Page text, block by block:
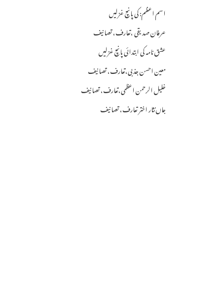
اسم اعظم: کی پانچ غزلیں
عرفان صدیقی ،تعارف، تصانیف
عشق نامہ کی ابتدائی پانچ غزلیں
معین احسن جذبی،تعارف، تصانیف
خلیل الرحمن اعظمی،تعارف، تصانیف
جاں نثار اختر تعارف، تصانیف